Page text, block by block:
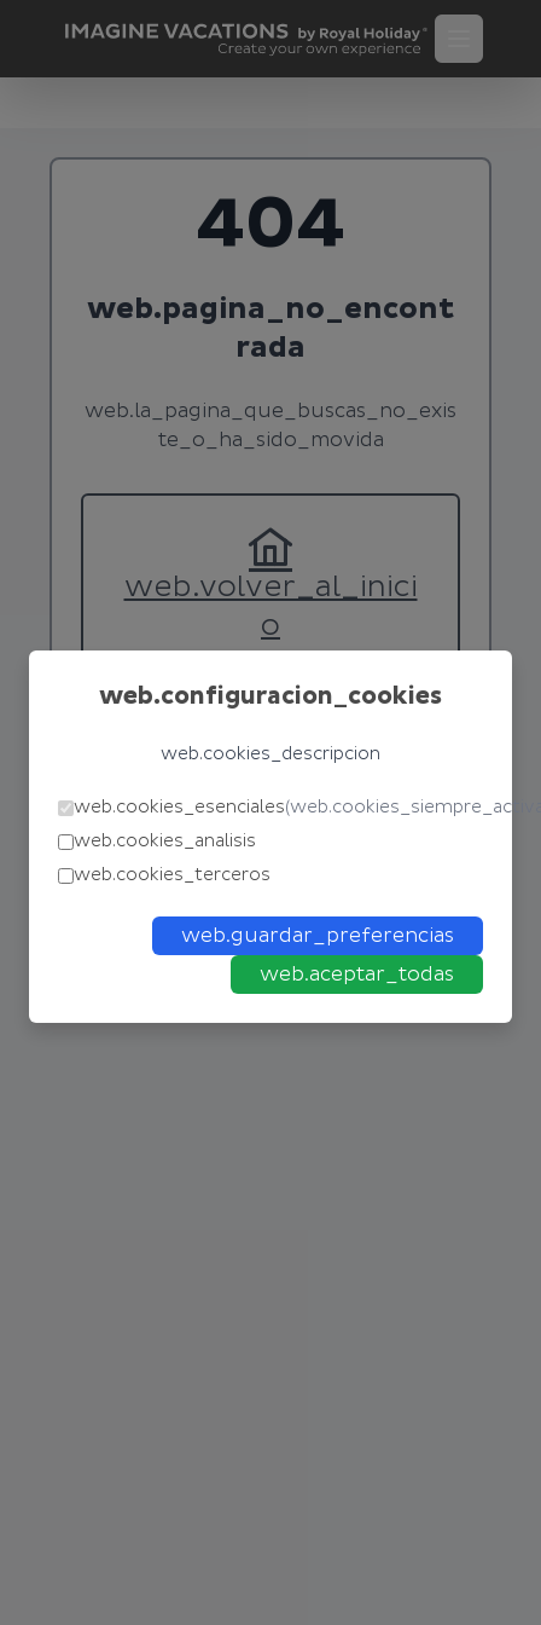
web.configuracion_cookies
web.cookies_descripcion
web.cookies_esenciales(
web.cookies_analisis
web.cookies_terceros
web.guardar_preferencias
web.aceptar_todas
404
web.pagina_no_encont
rada
web.la_pagina_que_buscas_no_exis
te_o_ha_sido_movida
web.volver_al_inici
o